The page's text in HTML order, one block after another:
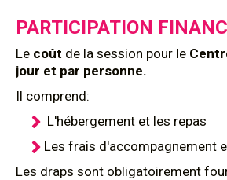
PARTICIPATION
Le coût de la session pour le
jour et par personne.
Il comprend:
L'hébergement et les repas
Les frais d'accompagnement
Les draps sont obligatoirement